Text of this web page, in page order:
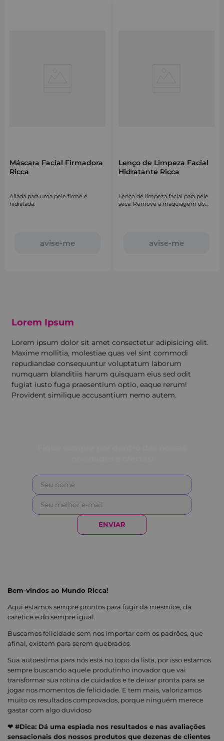
Máscara Facial Firmadora
Ricca
Aliada para uma pele firme e
hidratada.
avise-me
Lenço de Limpeza Facial
Hidratante Ricca
Lenço de limpeza facial para pele
seca. Remove a maquiagem do
avise-me
Lorem Ipsum
Lorem ipsum dolor sit amet consectetur adipisicing elit.
Maxime mollitia, molestiae quas vel sint commodi
repudiandae consequuntur voluptatum laborum
numquam blanditiis harum quisquam eius sed odit
fugiat iusto fuga praesentium optio, eaque rerum!
Provident similique accusantium nemo autem.
ENVIAR
Bem-vindos ao Mundo Ricca!
Aqui estamos sempre prontos para fugir da mesmice, da
caretice e do sempre igual.
Buscamos felicidade sem nos importar com os padrões, que
afinal, existem para serem quebrados.
Sua autoestima para nós está no topo da lista, por isso estamos
sempre buscando aquele produtinho inovador que vai
transformar sua rotina de cuidados e te deixar pronta para se
jogar nos momentos de felicidade. E tem mais, valorizamos
muito os resultados comprovados, porque ninguém merece
gastar com algo duvidoso
❤ #Dica: Dá uma espiada nos resultados e nas avaliações
sensacionais dos nossos produtos que dezenas de clientes